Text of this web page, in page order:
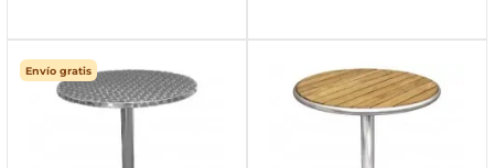
Envío gratis